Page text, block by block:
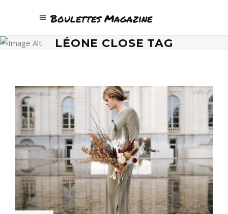
Boulettes Magazine
LÉONE CLOSE TAG